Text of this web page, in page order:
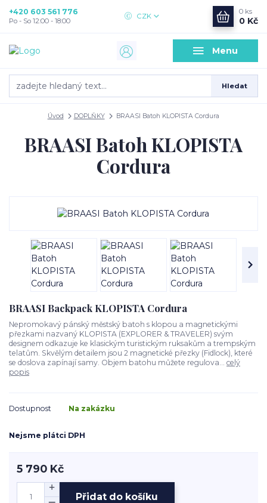
Menu
CZK
Hledat
+420 603 561 776
Po - So 12:00 - 18:00
0 ks
0 Kč
Úvod DOPLŇKY BRAASI Batoh KLOPISTA Cordura
BRAASI Batoh KLOPISTA
Cordura
BRAASI Backpack KLOPISTA Cordura
Nepromokavý pánský městský batoh s klopou a magnetickými
přezkami nazvaný KLOPISTA (EXPLORER & TRAVELER) svým
designem odkazuje ke klasickým turistickým ruksakům a trempským
telatům. Skvělým detailem jsou 2 magnetické přezky (Fidlock), které
se doslova zapínají samy. Objem batohu můžete regulova... celý
popis
Dostupnost Na zakázku
Nejsme plátci DPH
5 790 Kč
Přidat do košíku